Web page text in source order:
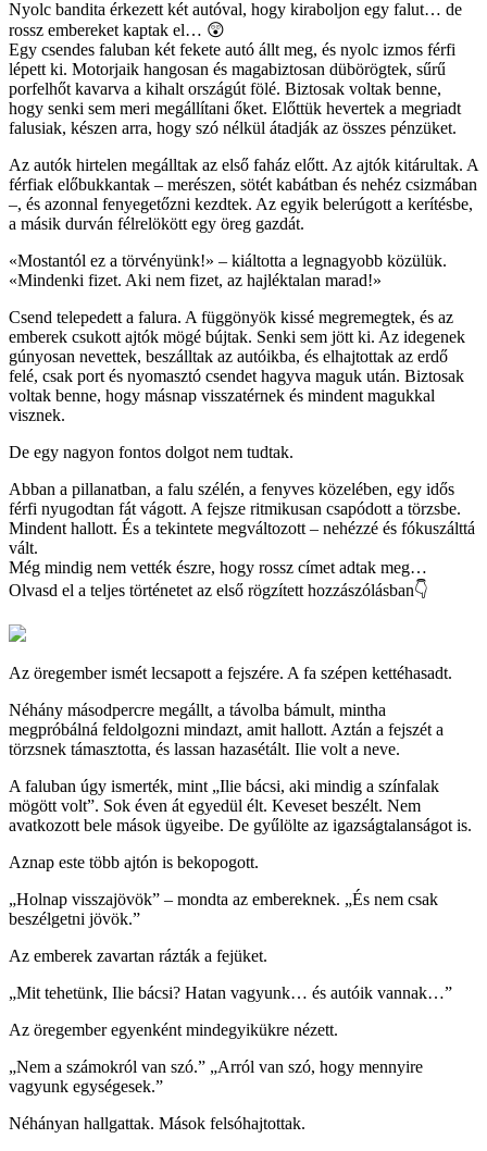
Nyolc bandita érkezett két autóval, hogy kiraboljon egy falut… de
rossz embereket kaptak el… 😲
Egy csendes faluban két fekete autó állt meg, és nyolc izmos férfi
lépett ki. Motorjaik hangosan és magabiztosan dübörögtek, sűrű
porfelhőt kavarva a kihalt országút fölé. Biztosak voltak benne,
hogy senki sem meri megállítani őket. Előttük hevertek a megriadt
falusiak, készen arra, hogy szó nélkül átadják az összes pénzüket.
Az autók hirtelen megálltak az első faház előtt. Az ajtók kitárultak. A
férfiak előbukkantak – merészen, sötét kabátban és nehéz csizmában
–, és azonnal fenyegetőzni kezdtek. Az egyik belerúgott a kerítésbe,
a másik durván félrelökött egy öreg gazdát.
«Mostantól ez a törvényünk!» – kiáltotta a legnagyobb közülük.
«Mindenki fizet. Aki nem fizet, az hajléktalan marad!»
Csend telepedett a falura. A függönyök kissé megremegtek, és az
emberek csukott ajtók mögé bújtak. Senki sem jött ki. Az idegenek
gúnyosan nevettek, beszálltak az autóikba, és elhajtottak az erdő
felé, csak port és nyomasztó csendet hagyva maguk után. Biztosak
voltak benne, hogy másnap visszatérnek és mindent magukkal
visznek.
De egy nagyon fontos dolgot nem tudtak.
Abban a pillanatban, a falu szélén, a fenyves közelében, egy idős
férfi nyugodtan fát vágott. A fejsze ritmikusan csapódott a törzsbe.
Mindent hallott. És a tekintete megváltozott – nehézzé és fókuszálttá
vált.
Még mindig nem vették észre, hogy rossz címet adtak meg…
Olvasd el a teljes történetet az első rögzített hozzászólásban👇
Az öregember ismét lecsapott a fejszére. A fa szépen kettéhasadt.
Néhány másodpercre megállt, a távolba bámult, mintha
megpróbálná feldolgozni mindazt, amit hallott. Aztán a fejszét a
törzsnek támasztotta, és lassan hazasétált. Ilie volt a neve.
A faluban úgy ismerték, mint „Ilie bácsi, aki mindig a színfalak
mögött volt”. Sok éven át egyedül élt. Keveset beszélt. Nem
avatkozott bele mások ügyeibe. De gyűlölte az igazságtalanságot is.
Aznap este több ajtón is bekopogott.
„Holnap visszajövök” – mondta az embereknek. „És nem csak
beszélgetni jövök.”
Az emberek zavartan rázták a fejüket.
„Mit tehetünk, Ilie bácsi? Hatan vagyunk… és autóik vannak…”
Az öregember egyenként mindegyikükre nézett.
„Nem a számokról van szó.” „Arról van szó, hogy mennyire
vagyunk egységesek.”
Néhányan hallgattak. Mások felsóhajtottak.